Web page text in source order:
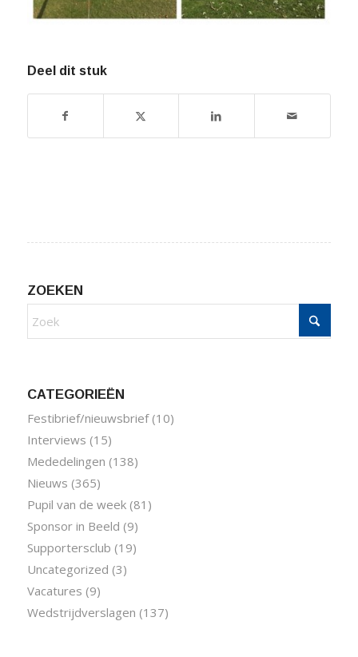
Deel dit stuk
ZOEKEN
CATEGORIEËN
Festibrief/nieuwsbrief(10)
Interviews (15)
Mededelingen (138)
Nieuws (365)
Pupil van de week(81)
Sponsor in Beeld (9)
Supportersclub (19)
Uncategorized (3)
Vacatures (9)
Wedstrijdverslagen (137)